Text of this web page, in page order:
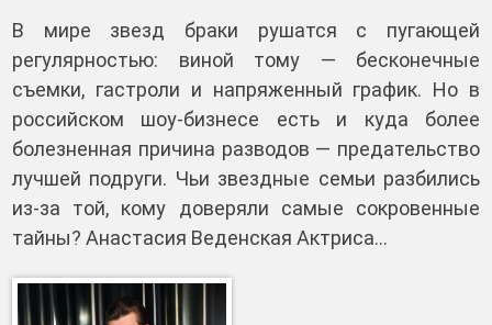
В мире звезд браки рушатся с пугающей
регулярностью: виной тому — бесконечные
съемки, гастроли и напряженный график. Но в
российском шоу‑бизнесе есть и куда более
болезненная причина разводов — предательство
лучшей подруги. Чьи звездные семьи разбились
из‑за той, кому доверяли самые сокровенные
тайны? Анастасия Веденская Актриса…